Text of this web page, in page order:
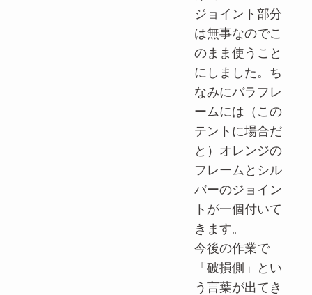
ジョイント部分
は無事なのでこ
のまま使うこと
にしました。ち
なみにバラフレ
ームには（この
テントに場合だ
と）オレンジの
フレームとシル
バーのジョイン
トが一個付いて
きます。
今後の作業で
「破損側」とい
う言葉が出てき